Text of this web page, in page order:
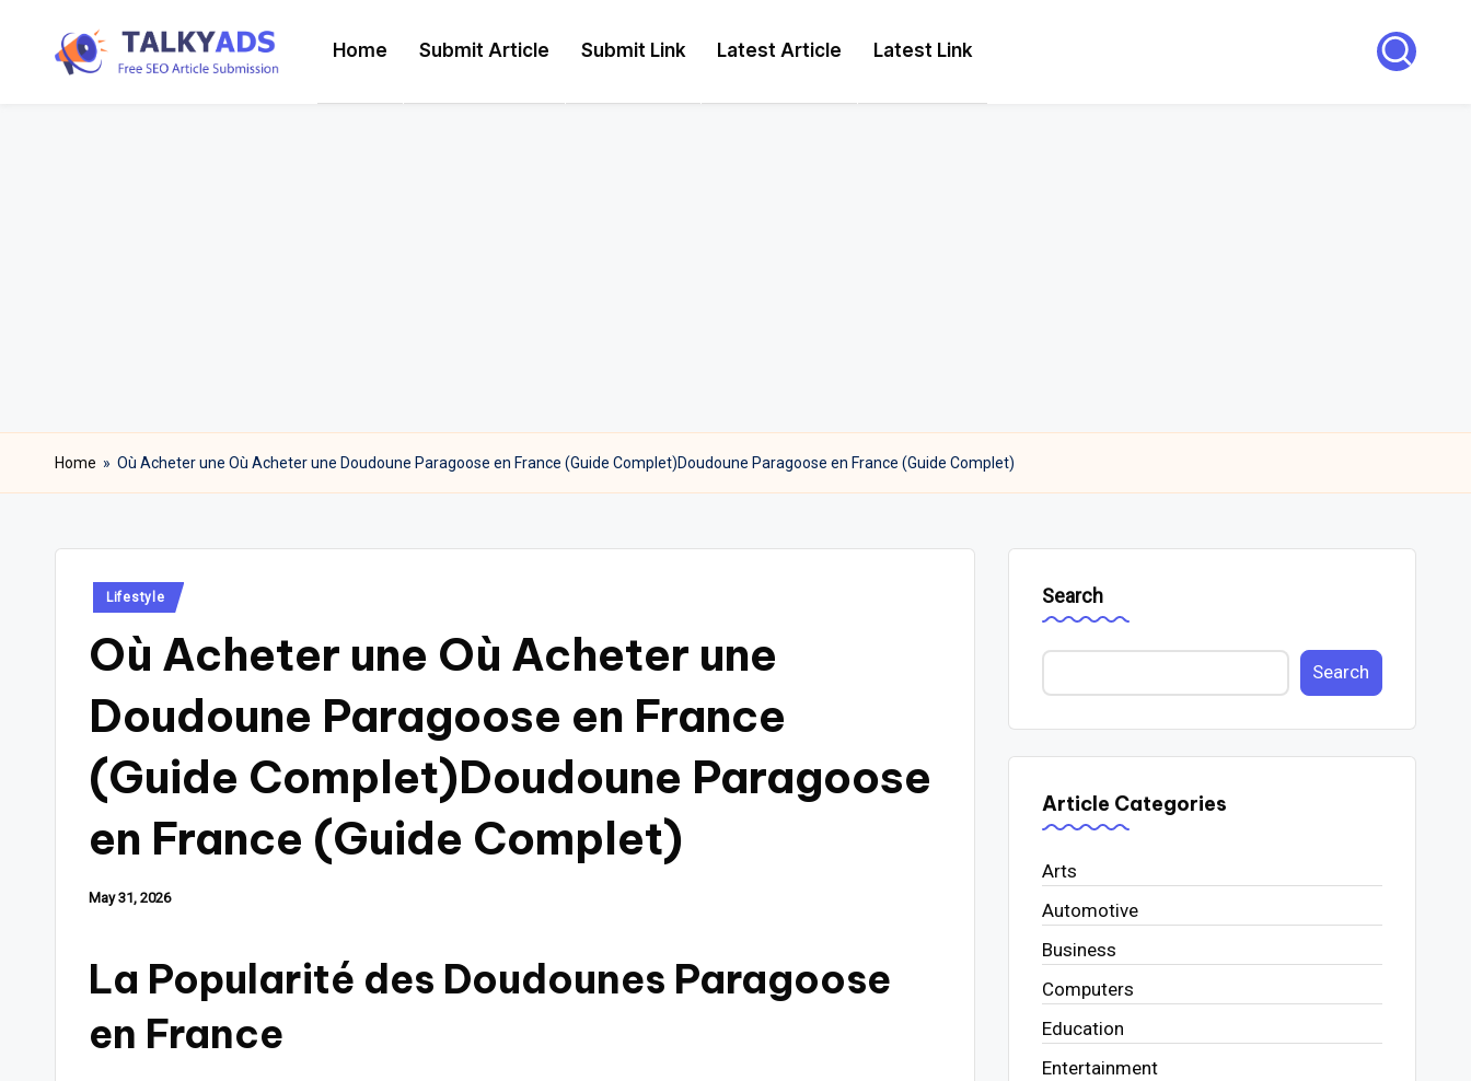
s
Home Submit Article Submit Link Latest Article Latest Link
Home » Où Acheter une Où Acheter une Doudoune Paragoose en France (Guide Complet)Doudoune Paragoose en France (Guide Complet)
Posted
Lifestyle
Où Acheter une Où Acheter une
Doudoune Paragoose en France
(Guide Complet)Doudoune Paragoose
en France (Guide Complet)
May 31, 2026
La Popularité des Doudounes Paragoose
en France
Search
Search
Article Categories
Arts
Automotive
Business
Computers
Education
Entertainment